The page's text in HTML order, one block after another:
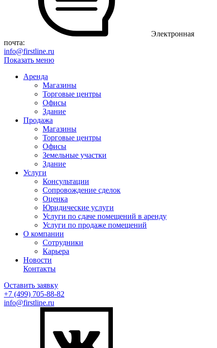
Электронная
почта:
info@firstline.ru
Показать меню
Аренда
Магазины
Торговые центры
Офисы
Здание
Продажа
Магазины
Торговые центры
Офисы
Земельные участки
Здание
Услуги
Консультации
Сопровождение сделок
Оценка
Юридические услуги
Услуги по сдаче помещений в аренду
Услуги по продаже помещений
О компании
Сотрудники
Карьера
Новости
Контакты
Оставить заявку
+7 (499) 705-88-82
info@firstline.ru